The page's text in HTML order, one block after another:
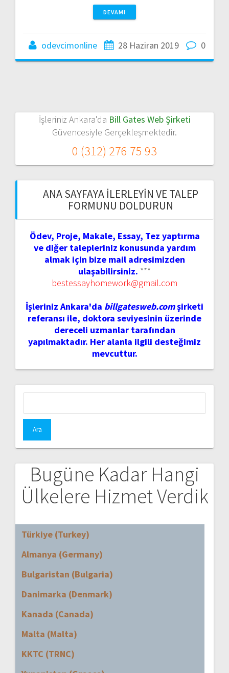
DEVAMI
odevcimonline 28 Haziran 2019 0
İşleriniz Ankara'da Bill Gates Web Şirketi
Güvencesiyle Gerçekleşmektedir.
0 (312) 276 75 93
ANA SAYFAYA İLERLEYIN VE TALEP
FORMUNU DOLDURUN
Ödev, Proje, Makale, Essay, Tez yaptırma
ve diğer talepleriniz konusunda yardım
almak için bize mail adresimizden
ulaşabilirsiniz. ***
bestessayhomework@gmail.com
İşleriniz Ankara'da billgatesweb.comşirketi
referansı ile, doktora seviyesinin üzerinde
dereceli uzmanlar tarafından
yapılmaktadır. Her alanla ilgili desteğimiz
mevcuttur.
Bugüne Kadar Hangi
Ülkelere Hizmet Verdik
Türkiye (Turkey)
Almanya (Germany)
Bulgaristan (Bulgaria)
Danimarka (Denmark)
Kanada (Canada)
Malta (Malta)
KKTC (TRNC)